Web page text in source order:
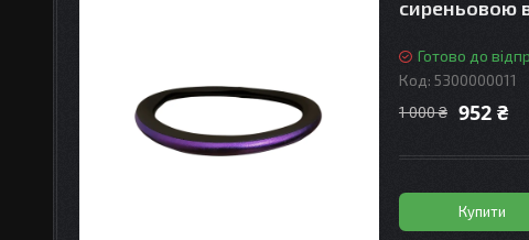
сиреньовою
Готово до
Код: 5300000011
1 000 ₴ 952 ₴
Купити